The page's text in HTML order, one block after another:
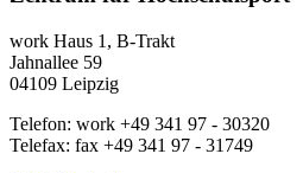
work Haus 1, B-Trakt
Jahnallee 59
04109 Leipzig
Telefon: work +49 341 97 - 30320
Telefax: fax +49 341 97 - 31749